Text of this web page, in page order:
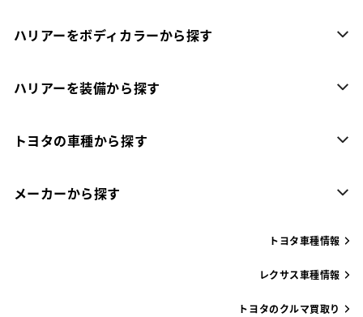
ハリアーをボディカラーから探す
ハリアーを装備から探す
トヨタの車種から探す
メーカーから探す
トヨタ車種情報
レクサス車種情報
トヨタのクルマ買取り